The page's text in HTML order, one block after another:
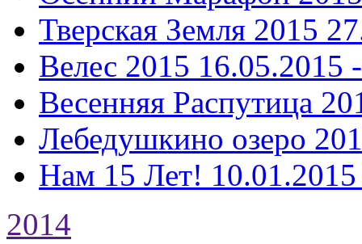
Тверская Земля 2015
Велес 2015 16.05.2015
Весенняя Распутица
Лебедушкино озеро
Нам 15 Лет!
2014